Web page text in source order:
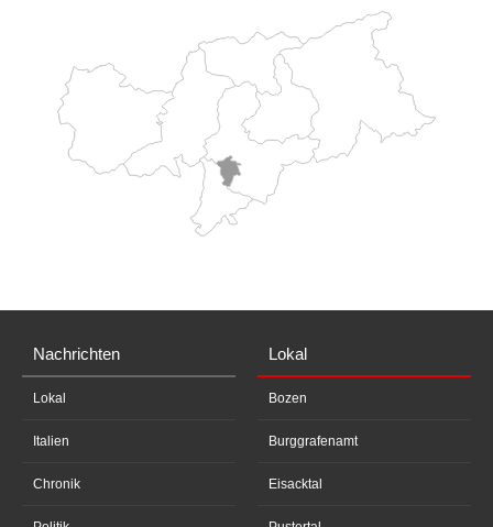
Nachrichten
Lokal
Italien
Chronik
Lokal
Bozen
Burggrafenamt
Eisacktal